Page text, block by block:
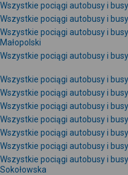
Wszystkie pociągi autobusy i
Wszystkie pociągi autobusy i
Wszystkie pociągi autobusy i
Małopolski
Wszystkie pociągi autobusy i
Wszystkie pociągi autobusy i
Wszystkie pociągi autobusy i
Wszystkie pociągi autobusy i
Wszystkie pociągi autobusy i
Wszystkie pociągi autobusy i
Wszystkie pociągi autobusy i
Wszystkie pociągi autobusy i
Sokołowska